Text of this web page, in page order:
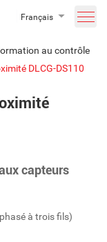
Français
au contrôle
DLCG-DS110
capteurs
à trois fils)